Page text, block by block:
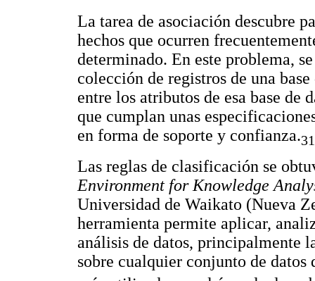
La tarea de asociación descubre
hechos que ocurren
determinado. En este problema,
colección de registros de una
entre los atributos de esa base de
que cumplan unas
en forma de soporte y confianza.31
Las reglas de clasificación se
Environment for Knowledge
Universidad de Waikato (Nueva
herramienta permite aplicar,
análisis de datos, principalmente
sobre cualquier conjunto de datos